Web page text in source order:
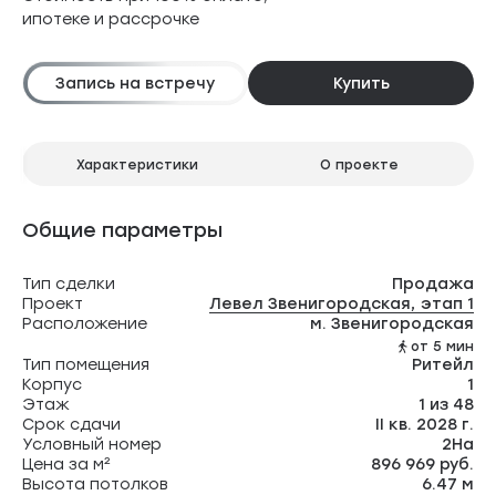
ипотеке и рассрочке
Запись на встречу Купить
Характеристики О проекте
Общие параметры
Тип сделки
Продажа
Проект
Левел Звенигородская, этап 1
Расположение
м. Звенигородская
от 5 мин
Тип помещения
Ритейл
Корпус
1
Этаж
1 из 48
Срок сдачи
II кв. 2028 г.
Условный номер
2На
Цена за м²
896 969 руб.
Высота потолков
6.47 м